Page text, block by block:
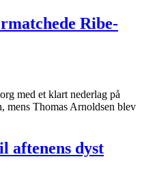
Ribe-
med et klart nederlag på
mens Thomas Arnoldsen blev
aftenens dyst